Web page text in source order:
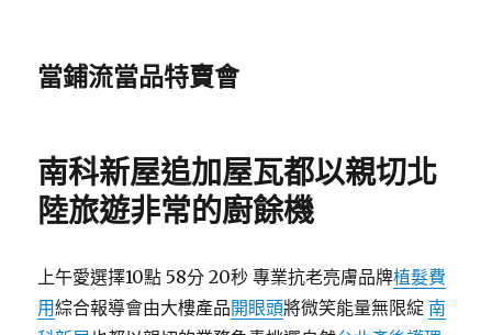
當鋪流當品特賣會
南科新屋追加屋瓦都以親切北
陸旅遊非常的廚餘機
上午愛選擇10點 58分 20秒 專業抗老亮膚品牌植髮費
用綜合報導會由大樓產品開眼頭將微笑能量無限綻 南